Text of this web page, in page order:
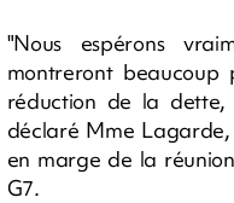
"Nous espérons
montreront beaucoup
réduction de la
déclaré Mme
en marge de la
G7.